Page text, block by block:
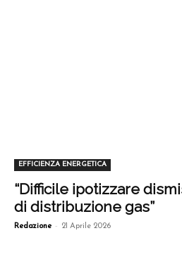
EFFICIENZA ENERGETICA
“Difficile ipotizzare
di distribuzione gas”
Redazione - 21 Aprile 2026